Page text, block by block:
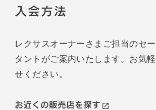
入会方法
レクサスオーナーさまご担当のセ
タントがご案内いたします。お気
せください。
お近くの販売店を探す